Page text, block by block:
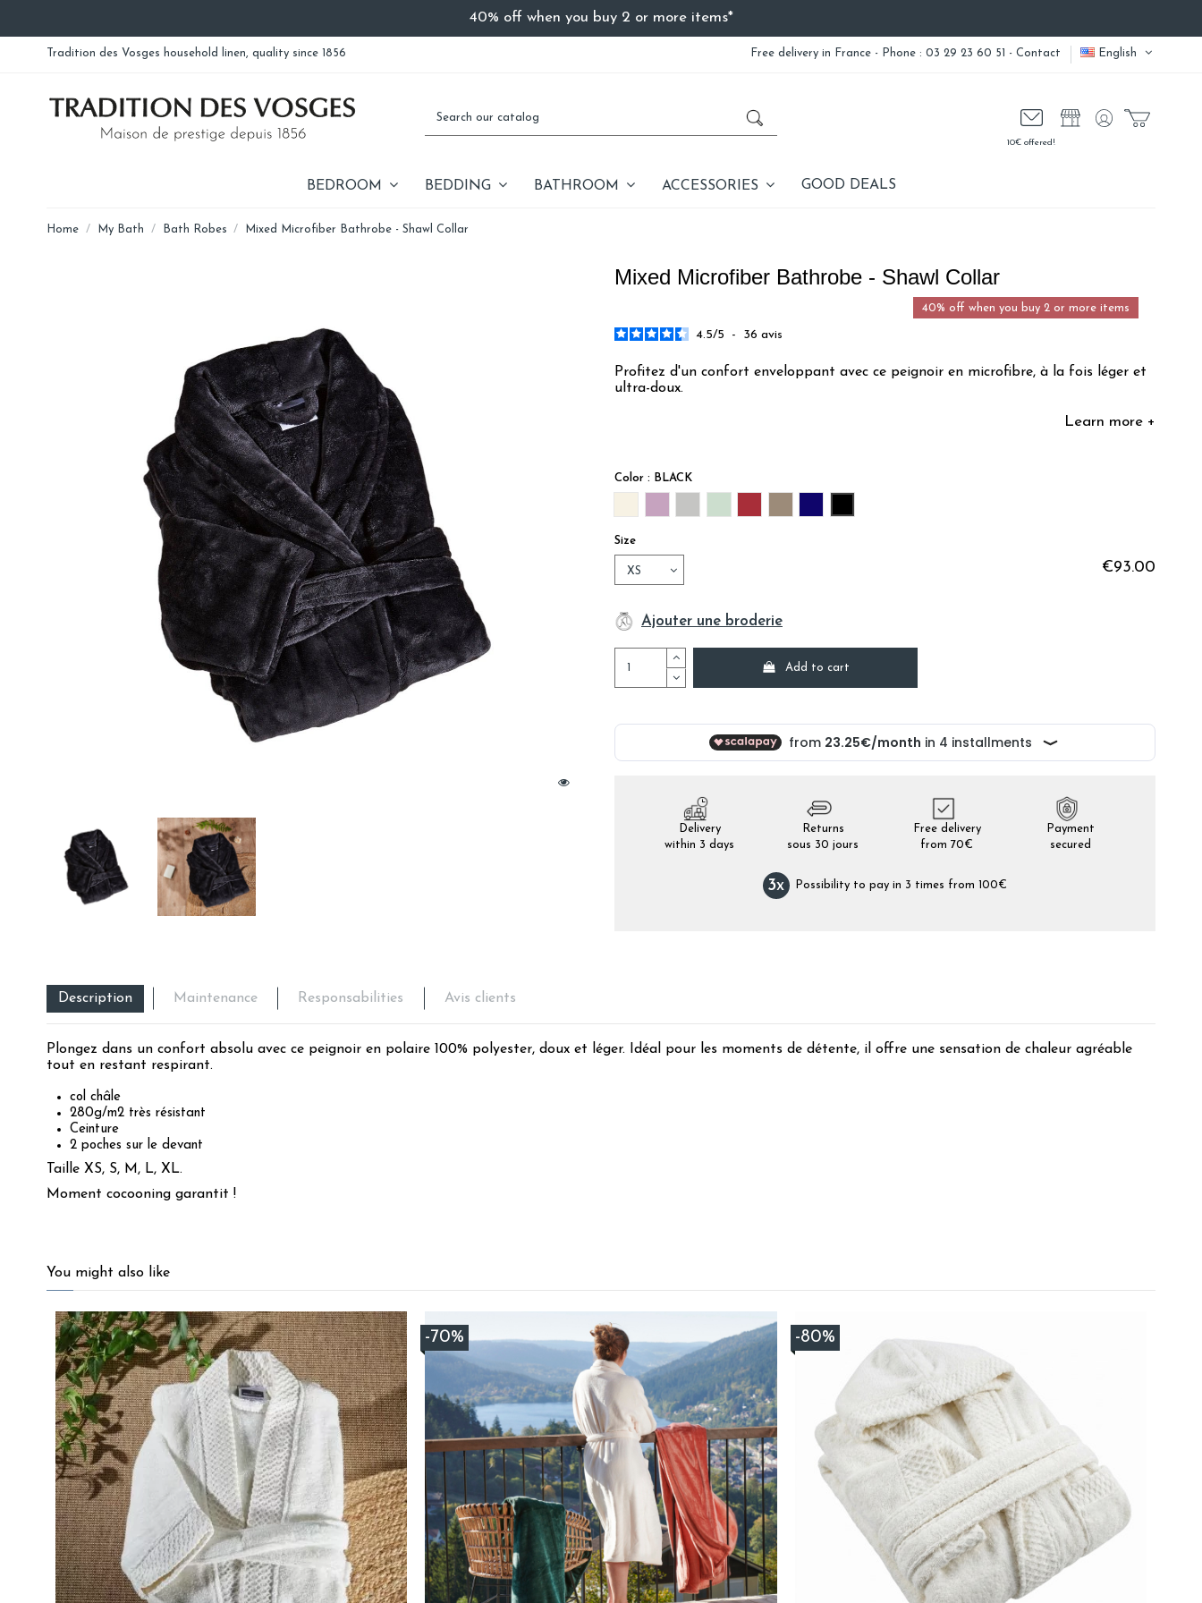
40% off when you buy 2 or more items*
Tradition des Vosges household linen, quality since 1856 Free deliveryin France - Phone : 03 29 23 60 51 -Contact English
10€ offered!
BEDROOM BEDDING BATHROOM ACCESSORIES GOOD DEALS
Home My Bath Bath Robes Mixed Microfiber Bathrobe - Shawl Collar
Mixed Microfiber Bathrobe - Shawl Collar
40% off when you buy 2 or more items
4.5/5 - 36 avis
Profitez d'un confort enveloppant avec ce peignoir en microfibre, à la fois léger et
ultra-doux.
Learn more +
Color : BLACK
Size
€93.00
Ajouter une broderie
Add to cart
Delivery
within 3 days
Returns
sous 30 jours
Free delivery
from 70€
Payment
secured
3x Possibility to pay in 3 times from 100€
Description Maintenance Responsabilities Avis clients
Plongez dans un confort absolu avec ce peignoir en polaire 100% polyester, doux et léger. Idéal pour les moments de détente, il offre une sensation de chaleur agréable
tout en restant respirant.
col châle
280g/m2 très résistant
Ceinture
2 poches sur le devant
Taille XS, S, M, L, XL.
Moment cocooning garantit !
Basé sur36 avis soumis à un
contrôle
Voir tous les avis sur ce site
5étoiles
26
4étoiles
3
3étoiles
5
2étoiles
2
1étoile 0
Trier les avis
Utile
5/
Avis vérifié
J’ai pris un peignoir beaucoup trop grand mais tant pis. La qualité est là.
15/04/2026 , suite à une expérience du28/03/2026 parThierry D.
Signaler
5/
Avis vérifié
Article conforme à la description
You might also like
-70% -80%